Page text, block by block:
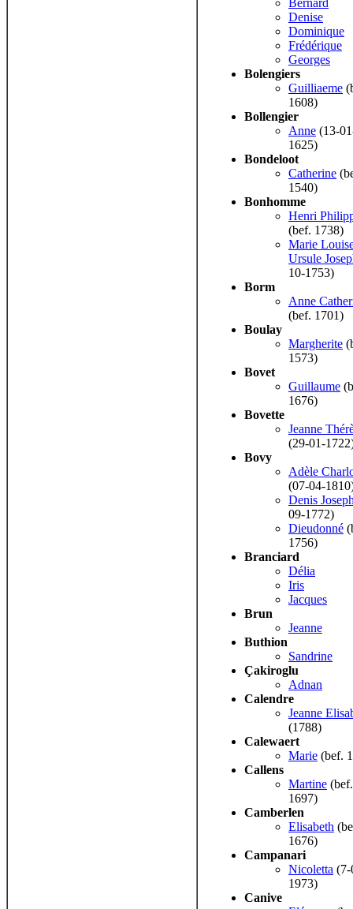
Bernard
Denise
Dominique
Frédérique
Georges
Bolengiers
Guilliaeme
1608)
Bollengier
Anne (13-
1625)
Bondeloot
Catherine
1540)
Bonhomme
Henri
(bef. 1738)
Marie
Ursule
10-1753)
Borm
Anne
(bef. 1701)
Boulay
Margherite
1573)
Bovet
Guillaume
1676)
Bovette
Jeanne
(29-01-
Bovy
Adèle
(07-04-
Denis
09-1772)
Dieudonné
1756)
Branciard
Délia
Iris
Jacques
Brun
Jeanne
Buthion
Sandrine
Çakiroglu
Adnan
Calendre
Jeanne
(1788)
Calewaert
Marie (bef.
Callens
Martine (bef.
1697)
Camberlen
Elisabeth
1676)
Campanari
Nicoletta (7-
1973)
Canive